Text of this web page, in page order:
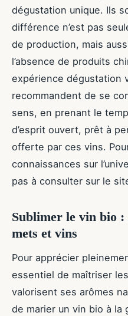
dégustation unique. Ils
différence n’est pas
de production, mais
l’absence de produits
expérience dégustation
recommandent de se
sens, en prenant le
d’esprit ouvert, prêt à
offerte par ces vins.
connaissances sur
pas à consulter sur le
Sublimer le vin bio :
mets et vins
Pour apprécier
essentiel de maîtriser
valorisent ses arômes
de marier un vin bio à la